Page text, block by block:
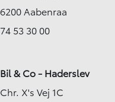
6200 Aabenraa
74 53 30 00
Bil & Co - Haderslev
Chr. X's Vej 1C